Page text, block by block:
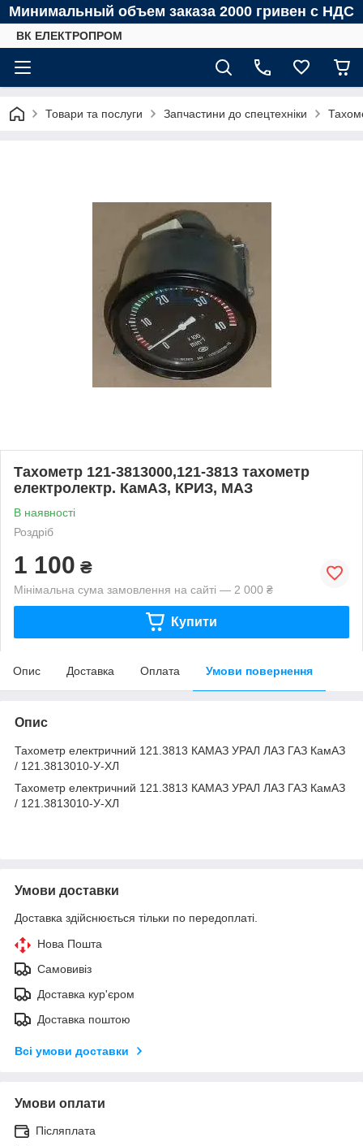
Минимальный объем заказа 2000 гривен с НДС
ВК ЕЛЕКТРОПРОМ
Товари та послуги Запчастини до спецтехніки
Тахометр 121-3813000,121-3813 тахометр
електролектр. КамАЗ, КРИЗ, МАЗ
В наявності
Роздріб
1 100 ₴
Мінімальна сума замовлення на сайті — 2 000 ₴
Купити
Опис Доставка Оплата Умови повернення
Опис
Тахометр електричний 121.3813 КАМАЗ УРАЛ ЛАЗ ГАЗ КамАЗ
/ 121.3813010-У-ХЛ
Тахометр електричний 121.3813 КАМАЗ УРАЛ ЛАЗ ГАЗ КамАЗ
/ 121.3813010-У-ХЛ
Умови доставки
Доставка здійснюється тільки по передоплаті.
Нова Пошта
Самовивіз
Доставка кур'єром
Доставка поштою
Всі умови доставки
Умови оплати
Післяплата